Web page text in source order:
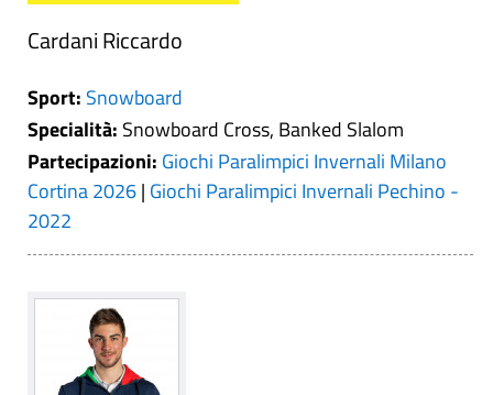
Cardani Riccardo
Sport: Snowboard
Specialità: Snowboard Cross, Banked Slalom
Partecipazioni: Giochi Paralimpici Invernali Milano
Cortina 2026| Giochi Paralimpici Invernali Pechino -
2022